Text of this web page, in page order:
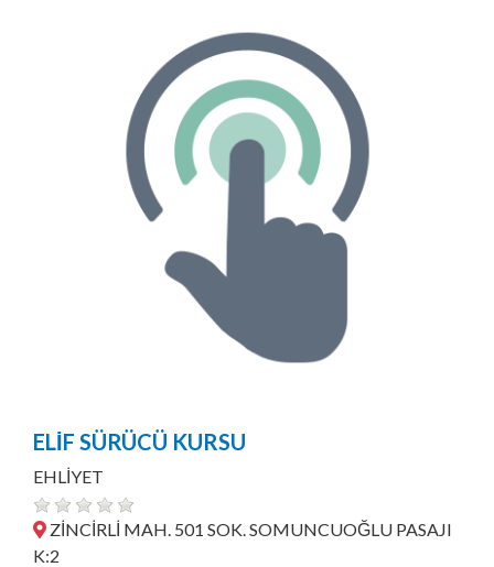
ELİF SÜRÜCÜ KURSU
EHLİYET
ZİNCİRLİ MAH. 501 SOK. SOMUNCUOĞLU PASAJI
K:2